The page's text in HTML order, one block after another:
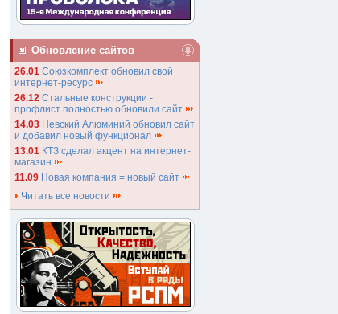
Обновление сайтов
26.01 Союзкомплект обновил свой
интернет-ресурс
26.12 Стальные конструкции -
профлист полностью обновили сайт
14.03 Невский Алюминий обновил сайт
и добавил новый функционал
13.01 КТЗ сделал акцент на интернет-
магазин
11.09 Новая компания = новый сайт
Читать все новости